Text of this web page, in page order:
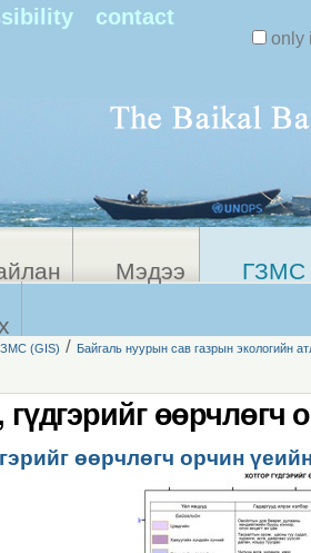
contact
only
Мэдээ ГЗМС
(GIS) / Байгаль нуурын сав газрын экологийн
гүдгэрийг
өөрчлөгч орчин